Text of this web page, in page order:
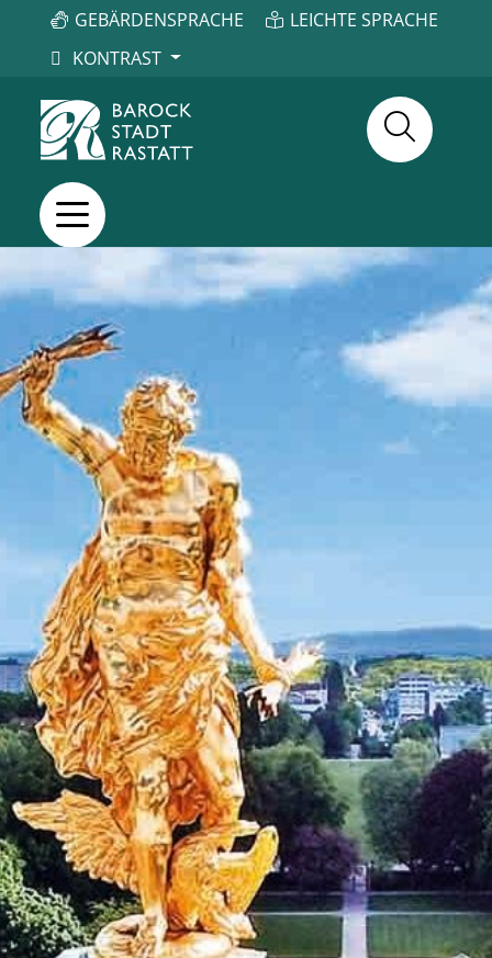
GEBÄRDENSPRACHE
LEICHTE SPRACHE
KONTRAST